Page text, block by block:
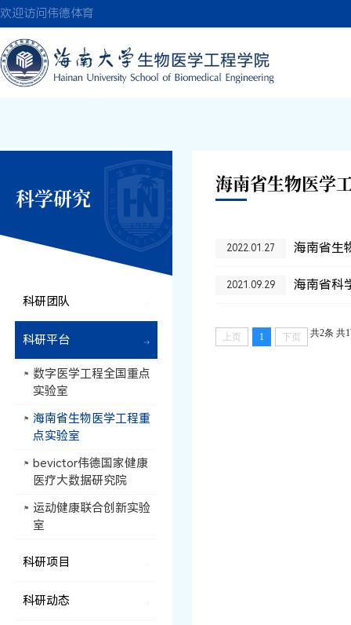
欢迎访问伟德体育
科学研究
科研团队
科研平台
数字医学工程全国重点
实验室
海南省生物医学工程重
点实验室
bevictor伟德国家健康
医疗大数据研究院
运动健康联合创新实验
室
科研项目
科研动态
海南省生物医学
2022.01.27 海南省生
2021.09.29 海南省科
上页 1 下页 共2条 共